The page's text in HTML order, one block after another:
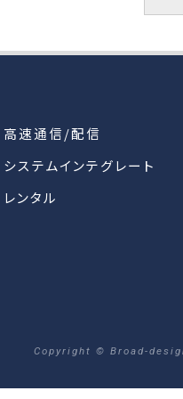
高速通信/配信
システムインテグレート
レンタル
Copyright © Broad-